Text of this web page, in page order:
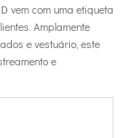
vem com uma etiqueta
Amplamente
e vestuário, este
e